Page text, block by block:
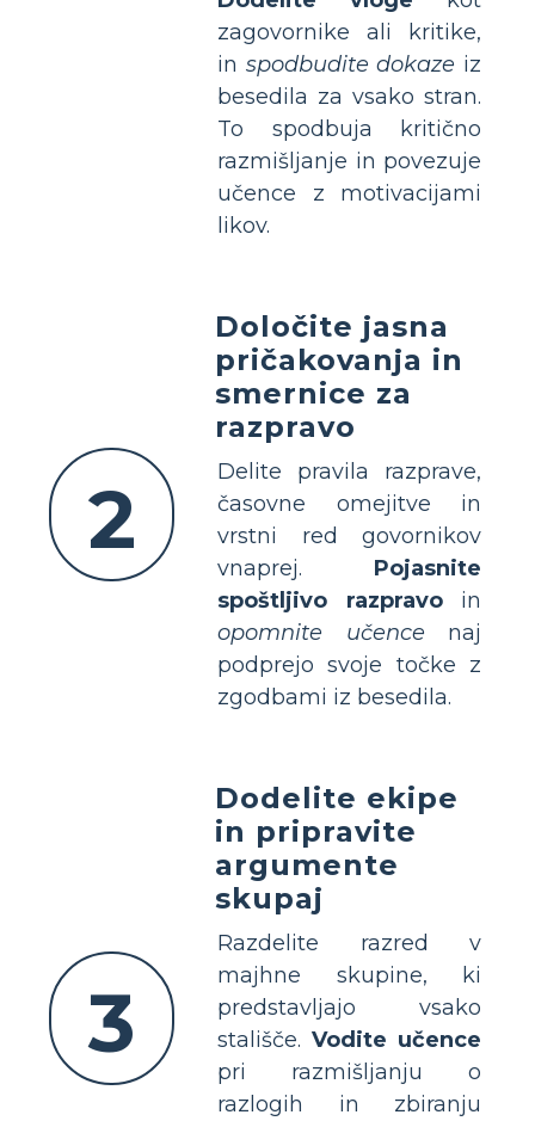
zagovornike ali kritike,
in spodbudite dokaze iz
besedila za vsako stran.
To spodbuja kritično
razmišljanje in povezuje
učence z motivacijami
likov.
2
Določite jasna
pričakovanja in
smernice za
razpravo
Delite pravila razprave,
časovne omejitve in
vrstni red govornikov
vnaprej. Pojasnite
spoštljivo razpravoin
opomnite učence naj
podprejo svoje točke z
zgodbami iz besedila.
3
Dodelite ekipe
in pripravite
argumente
skupaj
Razdelite razred v
majhne skupine, ki
predstavljajo vsako
stališče. Vodite učence
pri razmišljanju o
razlogih in zbiranju